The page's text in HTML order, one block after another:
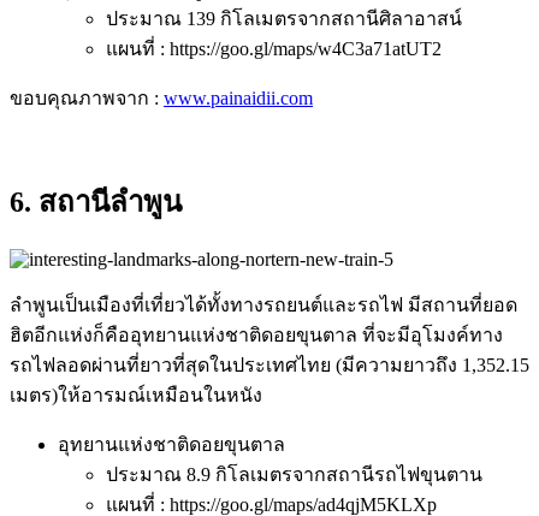
ประมาณ 139 กิโลเมตรจากสถานีศิลาอาสน์
แผนที่ : https://goo.gl/maps/w4C3a71atUT2
ขอบคุณภาพจาก : www.painaidii.com
6. สถานีลำพูน
ลำพูนเป็นเมืองที่เที่ยวได้ทั้งทางรถยนต์และรถไฟ มีสถานที่ยอด
ฮิตอีกแห่งก็คืออุทยานแห่งชาติดอยขุนตาล ที่จะมีอุโมงค์ทาง
รถไฟลอดผ่านที่ยาวที่สุดในประเทศไทย (มีความยาวถึง 1,352.15
เมตร)ให้อารมณ์เหมือนในหนัง
อุทยานแห่งชาติดอยขุนตาล
ประมาณ 8.9 กิโลเมตรจากสถานีรถไฟขุนตาน
แผนที่ : https://goo.gl/maps/ad4qjM5KLXp